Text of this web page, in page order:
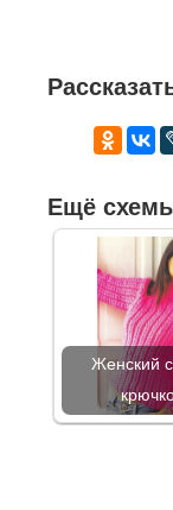
Ещё
Женский